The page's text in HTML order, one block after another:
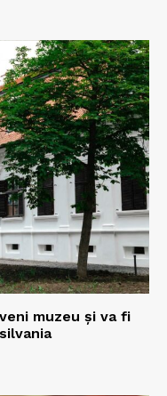
muzeu şi va fi